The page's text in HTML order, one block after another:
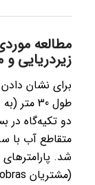
زیردریایی
برای نشان
دو تکیه‌گاه در
شد.
(مشتریان Petrobras) الهام گرفته شده‌اند.